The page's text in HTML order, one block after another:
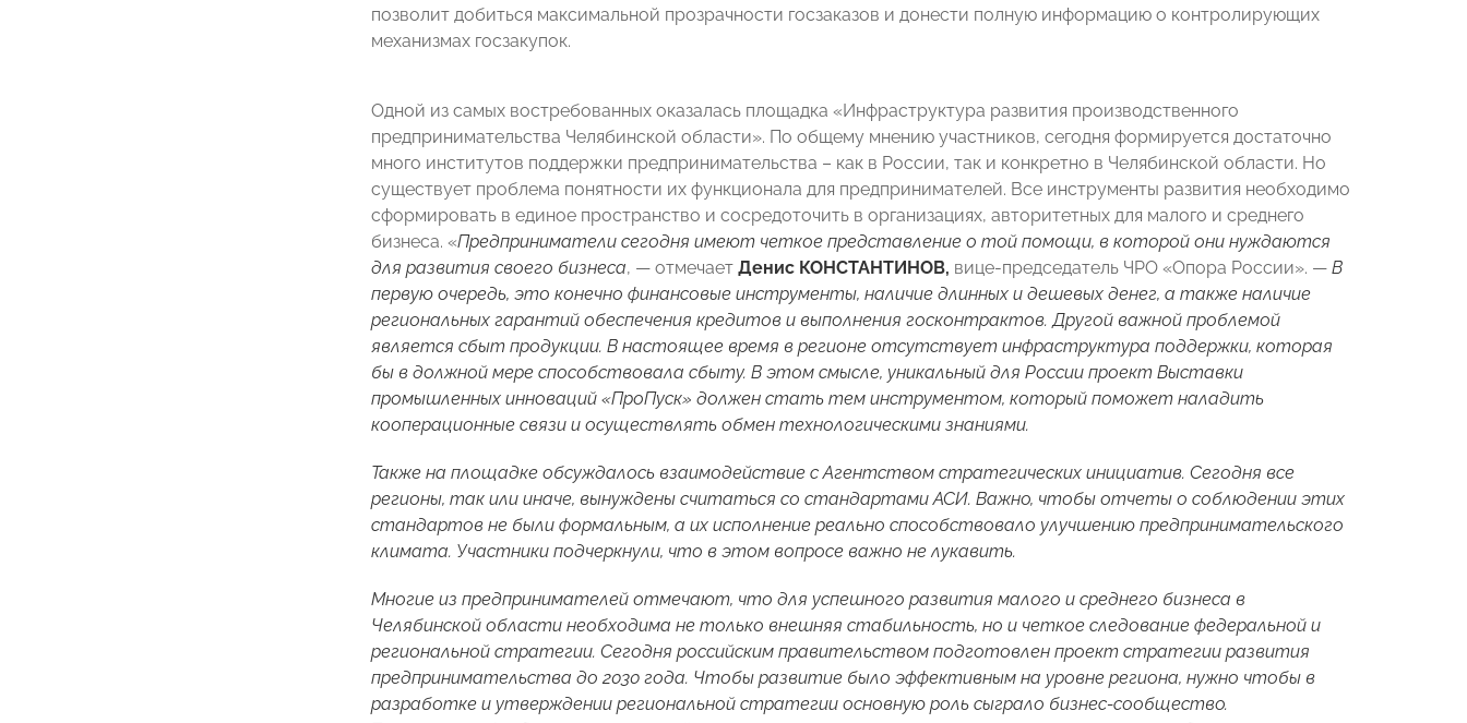
позволит добиться максимальной прозрачности госзаказов и донести полную информацию о контролирующих
механизмах госзакупок.
Одной из самых востребованных оказалась площадка «Инфраструктура развития производственного
предпринимательства Челябинской области». По общему мнению участников, сегодня формируется достаточно
много институтов поддержки предпринимательства – как в России, так и конкретно в Челябинской области. Но
существует проблема понятности их функционала для предпринимателей. Все инструменты развития необходимо
сформировать в единое пространство и сосредоточить в организациях, авторитетных для малого и среднего
бизнеса. «Предприниматели сегодня имеют четкое представление о той помощи, в которой они нуждаются
для развития своего бизнеса, — отмечает Денис КОНСТАНТИНОВ, вице-председатель ЧРО «Опора России». — В
первую очередь, это конечно финансовые инструменты, наличие длинных и дешевых денег, а также наличие
региональных гарантий обеспечения кредитов и выполнения госконтрактов. Другой важной проблемой
является сбыт продукции. В настоящее время в регионе отсутствует инфраструктура поддержки, которая
бы в должной мере способствовала сбыту. В этом смысле, уникальный для России проект Выставки
промышленных инноваций «ПроПуск» должен стать тем инструментом, который поможет наладить
кооперационные связи и осуществлять обмен технологическими знаниями.
Также на площадке обсуждалось взаимодействие с Агентством стратегических инициатив. Сегодня все
регионы, так или иначе, вынуждены считаться со стандартами АСИ. Важно, чтобы отчеты о соблюдении этих
стандартов не были формальным, а их исполнение реально способствовало улучшению предпринимательского
климата. Участники подчеркнули, что в этом вопросе важно не лукавить.
Многие из предпринимателей отмечают, что для успешного развития малого и среднего бизнеса в
Челябинской области необходима не только внешняя стабильность, но и четкое следование федеральной и
региональной стратегии. Сегодня российским правительством подготовлен проект стратегии развития
предпринимательства до 2030 года. Чтобы развитие было эффективным на уровне региона, нужно чтобы в
разработке и утверждении региональной стратегии основную роль сыграло бизнес-сообщество.